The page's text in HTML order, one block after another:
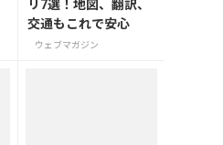
リ7選！地図、翻訳、
交通もこれで安心
ウェブマガジン